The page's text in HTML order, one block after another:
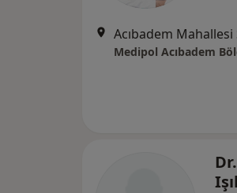
Medipol Acıbadem